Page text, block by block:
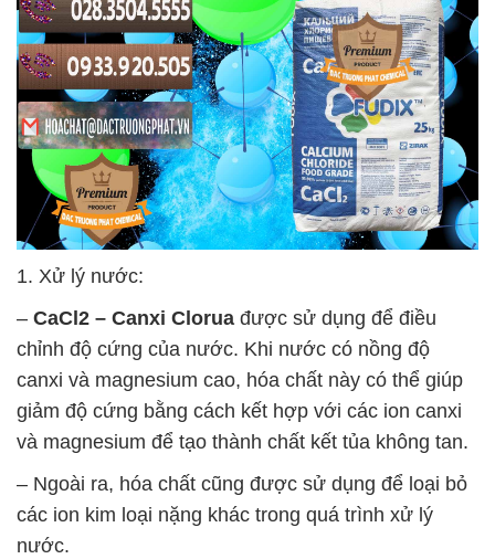
1. Xử lý nước:
– CaCl2 – Canxi Clorua được sử dụng để điều
chỉnh độ cứng của nước. Khi nước có nồng độ
canxi và magnesium cao, hóa chất này có thể giúp
giảm độ cứng bằng cách kết hợp với các ion canxi
và magnesium để tạo thành chất kết tủa không tan.
– Ngoài ra, hóa chất cũng được sử dụng để loại bỏ
các ion kim loại nặng khác trong quá trình xử lý
nước.